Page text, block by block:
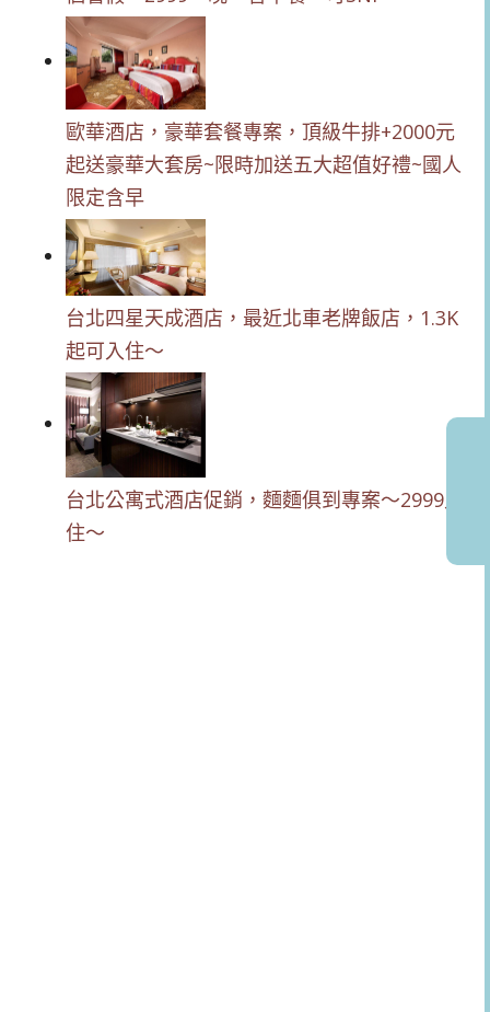
歐華酒店，豪華套餐專案，頂級牛排+2000元
起送豪華大套房~限時加送五大超值好禮~國人
限定含早
台北四星天成酒店，最近北車老牌飯店，1.3K
起可入住～
台北公寓式酒店促銷，麵麵俱到專案～2999入
住～